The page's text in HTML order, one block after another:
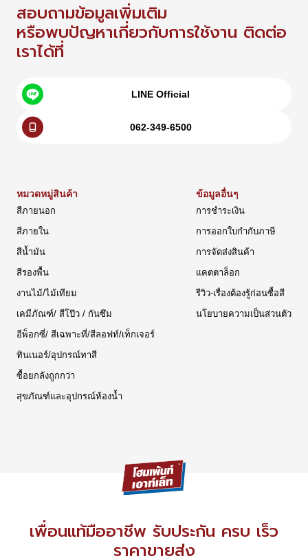
สอบถามข้อมูลเพิ่มเติม
หรือพบปัญหาเกี่ยวกับการใช้งาน ติดต่อ
เราได้ที่
LINE Official
062-349-6500
หมวดหมู่สินค้า
สีภายนอก
สีภายใน
สีน้ำมัน
สีรองพื้น
งานไม้/ไม้เทียม
เคมีภัณฑ์/ สีโป๊ว / กันซึม
อีพ็อกซี่/ สีเฉพาะที่/สีลอฟท์/เท็กเจอร์
ทินเนอร์/อุปกรณ์ทาสี
ซื้อยกลังถูกกว่า
สุขภัณฑ์และอุปกรณ์ห้องน้ำ
ข้อมูลอื่นๆ
การชำระเงิน
การออกใบกำกับภาษี
การจัดส่งสินค้า
แคตตาล็อก
รีวิว-เรื่องต้องรู้ก่อนซื้อสี
นโยบายความเป็นส่วนตัว
เพื่อนแท้มืออาชีพ รับประกัน ครบ เร็ว
ราคาขายส่ง